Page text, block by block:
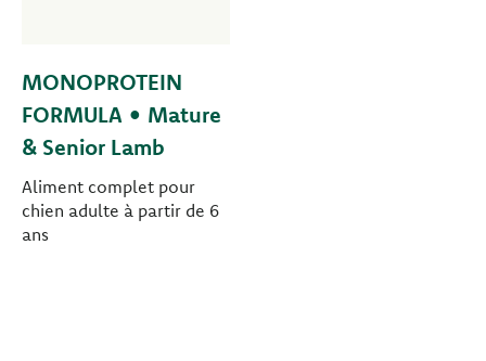
MONOPROTEIN
FORMULA • Mature
& Senior Lamb
Aliment complet pour
chien adulte à partir de 6
ans